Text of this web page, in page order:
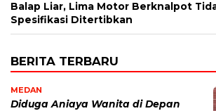
Balap Liar, Lima Motor Berknalpot
Spesifikasi Ditertibkan
BERITA TERBARU
MEDAN
Diduga Aniaya Wanita di Depan